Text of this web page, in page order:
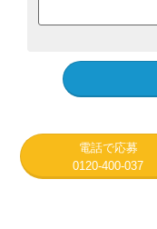
電話で応募
0120-400-037